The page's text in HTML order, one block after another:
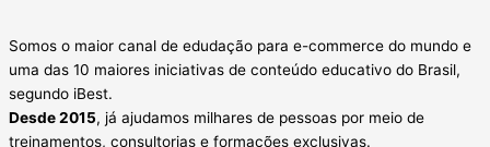
Somos o maior canal de edudação para e-commerce do mundo e
uma das 10 maiores iniciativas de conteúdo educativo do Brasil,
segundo iBest.
Desde 2015, já ajudamos milhares de pessoas por meio de
treinamentos, consultorias e formações exclusivas.